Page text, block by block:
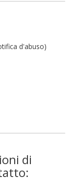
d'abuso)
di